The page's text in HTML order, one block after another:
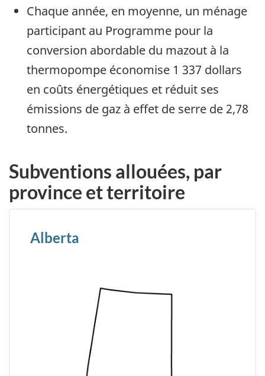
Chaque année, en moyenne, un ménage
participant au Programme pour la
conversion abordable du mazout à la
thermopompe économise 1 337 dollars
en coûts énergétiques et réduit ses
émissions de gaz à effet de serre de 2,78
tonnes.
Subventions allouées, par
province et territoire
Alberta